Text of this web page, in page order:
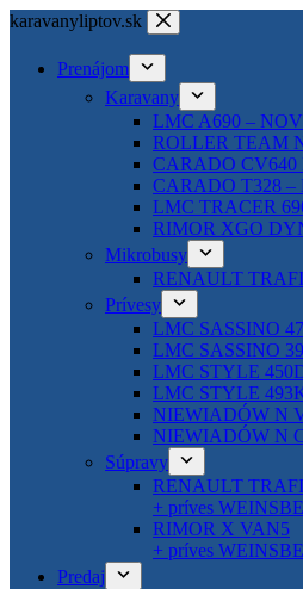
Skip
content
karavanyliptov.sk
Prenájom
Karavany
LMC A690 –
ROLLER TEAM
CARADO CV640
CARADO T328
LMC TRACER
RIMOR XGO
Mikrobusy
RENAULT
Prívesy
LMC SASSINO
LMC SASSINO
LMC STYLE
LMC STYLE
NIEWIADÓW N
NIEWIADÓW N
Súpravy
RENAULT
+ príves
RIMOR X VAN5
+ príves
Predaj